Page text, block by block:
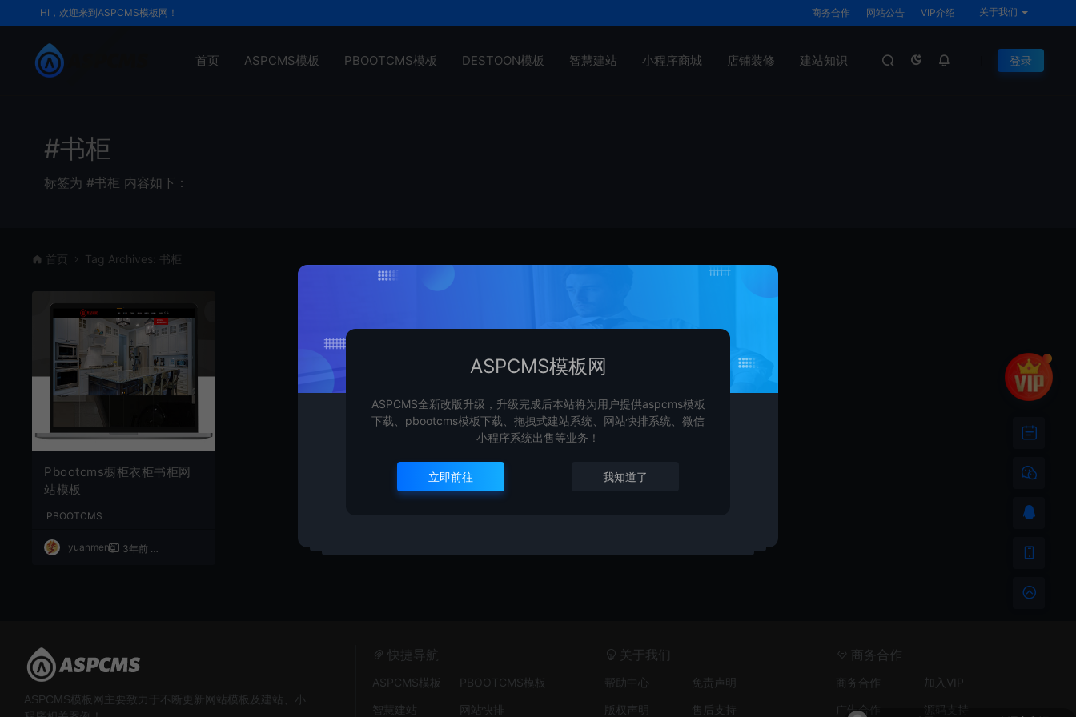
HI，欢迎来到ASPCMS模板网！ 商务合作 网站公告 VIP介绍 关于我们
首页 ASPCMS模板 PBOOTCMS模板 DESTOON模板 智慧建站 小程序商城 店铺装修 建站知识 登录
#书柜
标签为 #书柜 内容如下：
首页 Tag Archives: 书柜
Pbootcms橱柜衣柜书柜网
站模板
PBOOTCMS
yuanmeng 3年前
ASPCMS模板网主要致力于不断更新网站模板及建站、小
快捷导航
ASPCMS模板
PBOOTCMS模板
智慧建站
网站快排
关于我们
帮助中心
免责声明
版权声明
售后支持
商务合作
商务合作
加入VIP
广告合作
源码支持
ASPCMS模板网
ASPCMS全新改版升级，升级完成后本站将为用户提供aspcms模板
下载、pbootcms模板下载、拖拽式建站系统、网站快排系统、微信
小程序系统出售等业务！
立即前往 我知道了